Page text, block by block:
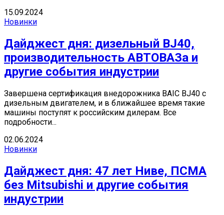
15.09.2024
Новинки
Дайджест дня: дизельный BJ40,
производительность АВТОВАЗа и
другие события индустрии
Завершена сертификация внедорожника BAIC BJ40 с
дизельным двигателем, и в ближайшее время такие
машины поступят к российским дилерам. Все
подробности...
02.06.2024
Новинки
Дайджест дня: 47 лет Ниве, ПСМА
без Mitsubishi и другие события
индустрии